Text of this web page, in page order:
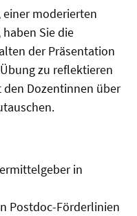
einer moderierten
Sie die
der Präsentation
zu reflektieren
Dozentinnen über
in
Postdoc-Förderlinien